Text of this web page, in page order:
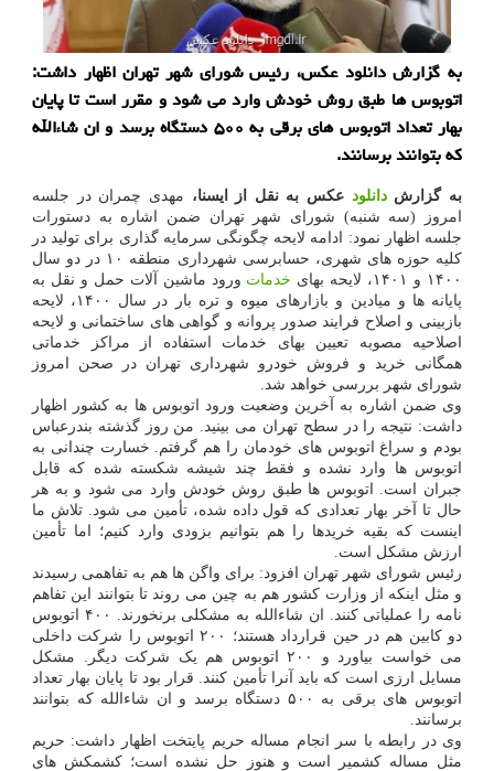
به گزارش دانلود عکس، رئیس شورای شهر تهران اظهار داشت:
اتوبوس ها طبق روش خودش وارد می شود و مقرر است تا پایان
بهار تعداد اتوبوس های برقی به ۵۰۰ دستگاه برسد و ان شاءالله
که بتوانند برسانند.
به گزارشدانلود عکس به نقل از ایسنا، مهدی چمران در جلسه
امروز (سه شنبه) شورای شهر تهران ضمن اشاره به دستورات
جلسه اظهار نمود: ادامه لایحه چگونگی سرمایه گذاری برای تولید در
کلیه حوزه های شهری، حسابرسی شهرداری منطقه ۱۰ در دو سال
۱۴۰۰ و ۱۴۰۱، لایحه بهای
خدمات ورود ماشین آلات حمل و نقل به
پایانه ها و میادین و بازارهای میوه و تره بار در سال ۱۴۰۰، لایحه
بازبینی و اصلاح فرایند صدور پروانه و گواهی های ساختمانی و لایحه
اصلاحیه مصوبه تعیین بهای خدمات استفاده از مراکز خدماتی
همگانی خرید و فروش خودرو شهرداری تهران در صحن امروز
شورای شهر بررسی خواهد شد.
وی ضمن اشاره به آخرین وضعیت ورود اتوبوس ها به کشور اظهار
داشت: نتیجه را در سطح تهران می بینید. من روز گذشته بندرعباس
بودم و سراغ اتوبوس های خودمان را هم گرفتم. خسارت چندانی به
اتوبوس ها وارد نشده و فقط چند شیشه شکسته شده که قابل
جبران است. اتوبوس ها طبق روش خودش وارد می شود و به هر
حال تا آخر بهار تعدادی که قول داده شده، تأمین می شود. تلاش ما
اینست که بقیه خریدها را هم بتوانیم بزودی وارد کنیم؛ اما تأمین
ارزش مشکل است.
رئیس شورای شهر تهران افزود: برای واگن ها هم به تفاهمی رسیدند
و مثل اینکه از وزارت کشور هم به چین می روند تا بتوانند این تفاهم
نامه را عملیاتی کنند. ان شاءالله به مشکلی برنخورند. ۴۰۰ اتوبوس
دو کابین هم در حین قرارداد هستند؛ ۲۰۰ اتوبوس را شرکت داخلی
می خواست بیاورد و ۲۰۰ اتوبوس هم یک شرکت دیگر. مشکل
مسایل ارزی است که باید آنرا تأمین کنند. قرار بود تا پایان بهار تعداد
اتوبوس های برقی به ۵۰۰ دستگاه برسد و ان شاءالله که بتوانند
برسانند.
وی در رابطه با سر انجام مساله حریم پایتخت اظهار داشت: حریم
مثل مساله کشمیر است و هنوز حل نشده است؛ کشمکش های